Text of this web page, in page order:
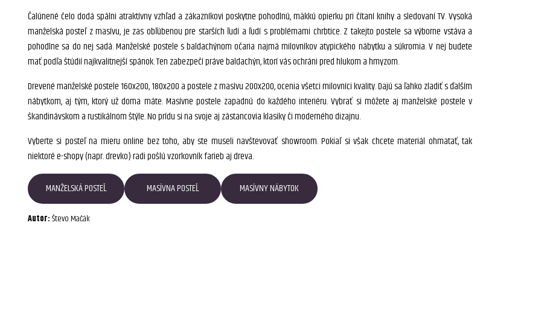
Čalúnené čelo dodá spálni atraktívny vzhľad a zákazníkovi poskytne pohodlnú, mäkkú opierku pri čítaní knihy a sledovaní TV. Vysoká
manželská posteľ z masívu, je zas obľúbenou pre starších ľudí a ľudí s problémami chrbtice. Z takejto postele sa výborne vstáva a
pohodlne sa do nej sadá. Manželské postele s baldachýnom očaria najmä milovníkov atypického nábytku a súkromia. V nej budete
mať podľa štúdií najkvalitnejší spánok. Ten zabezpečí práve baldachýn, ktorí vás ochráni pred hlukom a hmyzom.
Drevené manželské postele 160x200, 180x200 a postele z masívu 200x200, ocenia všetci milovníci kvality. Dajú sa ľahko zladiť s ďalším
nábytkom, aj tým, ktorý už doma máte. Masívne postele zapadnú do každého interiéru. Vybrať si môžete aj manželské postele v
škandinávskom a rustikálnom štýle. No prídu si na svoje aj zástancovia klasiky či moderného dizajnu.
Vyberte si posteľ na mieru online bez toho, aby ste museli navštevovať showroom. Pokiaľ si však chcete materiál ohmatať, tak
niektoré e-shopy (napr. drevko) radi pošlú vzorkovník farieb aj dreva.
MANŽELSKÁ POSTEĽ MASÍVNA POSTEĽ MASÍVNY NÁBYTOK
Autor:Števo Mačák